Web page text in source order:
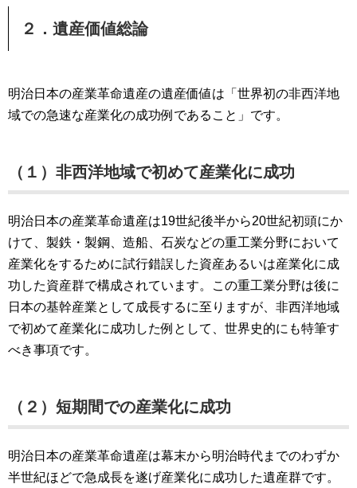
２．遺産価値総論
明治日本の産業革命遺産の遺産価値は「世界初の非西洋地
域での急速な産業化の成功例であること」です。
（１）非西洋地域で初めて産業化に成功
明治日本の産業革命遺産は19世紀後半から20世紀初頭にか
けて、製鉄・製鋼、造船、石炭などの重工業分野において
産業化をするために試行錯誤した資産あるいは産業化に成
功した資産群で構成されています。この重工業分野は後に
日本の基幹産業として成長するに至りますが、非西洋地域
で初めて産業化に成功した例として、世界史的にも特筆す
べき事項です。
（２）短期間での産業化に成功
明治日本の産業革命遺産は幕末から明治時代までのわずか
半世紀ほどで急成長を遂げ産業化に成功した遺産群です。